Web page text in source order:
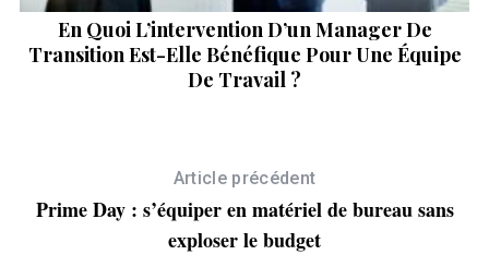
En Quoi L’intervention D’un Manager De
Transition Est-Elle Bénéfique Pour Une Équipe
De Travail ?
Article précédent
Prime Day : s’équiper en matériel de bureau sans
exploser le budget